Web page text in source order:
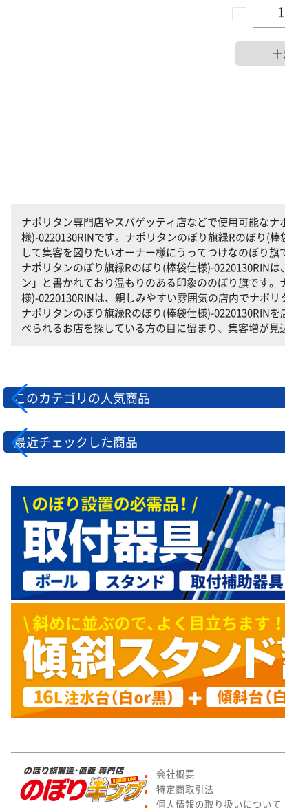
-
ナポリタン専門店やスパゲッティ店などで使用可能な
様)-0220130RINです。ナポリタンのぼり旗緑Rのぼり(
して集客を図りたいオーナー様にうってつけなのぼり旗
ナポリタンのぼり旗緑Rのぼり(棒袋仕様)-0220130RIN
ン」と書かれており温もりのある印象ののぼり旗です
様)-0220130RINは、親しみやすい雰囲気の店内でナポ
ナポリタンのぼり旗緑Rのぼり(棒袋仕様)-0220130RIN
べられるお店を探している方の目に留まり、集客増が見
このカテゴリの人気商品
最近チェックした商品
● 会社概要
● 特定商取引法
● 個人情報の取り扱いについて